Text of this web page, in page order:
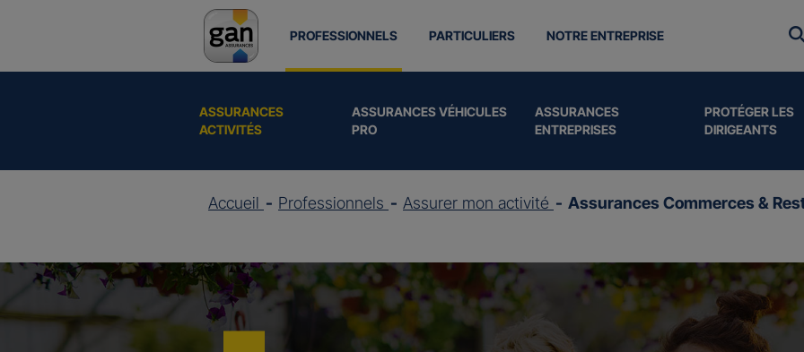
PROFESSIONNELS
ASSURANCES
ACTIVITÉS
ASSURANCES VÉHICULES
PRO
ASSURANCES
ENTREPRISES
PROTÉGER LES
DIRIGEANTS
PARTICULIERS NOTRE ENTREPRISE
Accueil Professionnels Assurer mon activité Assurances Commerces &